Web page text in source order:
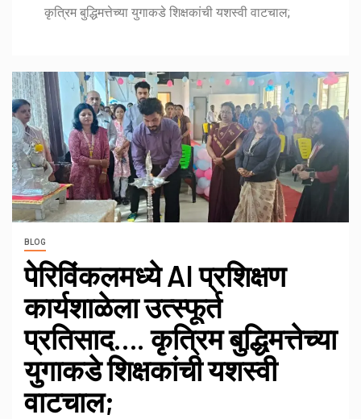
कृत्रिम बुद्धिमत्तेच्या युगाकडे शिक्षकांची यशस्वी वाटचाल;
BLOG
पेरिविंकलमध्ये AI प्रशिक्षण
कार्यशाळेला उत्स्फूर्त
प्रतिसाद…. कृत्रिम बुद्धिमत्तेच्या
युगाकडे शिक्षकांची यशस्वी
वाटचाल;